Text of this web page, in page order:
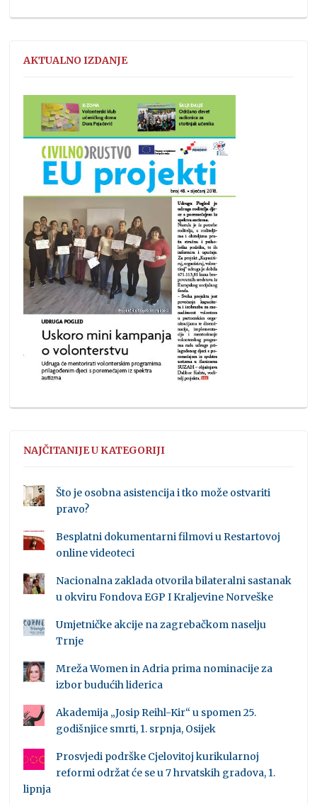
AKTUALNO IZDANJE
NAJČITANIJE U KATEGORIJI
Što je osobna asistencija i tko može ostvariti
pravo?
Besplatni dokumentarni filmovi u Restartovoj
online videoteci
Nacionalna zaklada otvorila bilateralni sastanak
u okviru Fondova EGP I Kraljevine Norveške
Umjetničke akcije na zagrebačkom naselju
Trnje
Mreža Women in Adria prima nominacije za
izbor budućih liderica
Akademija „Josip Reihl-Kir“ u spomen 25.
godišnjice smrti, 1. srpnja, Osijek
Prosvjedi podrške Cjelovitoj kurikularnoj
reformi održat će se u 7 hrvatskih gradova, 1.
lipnja